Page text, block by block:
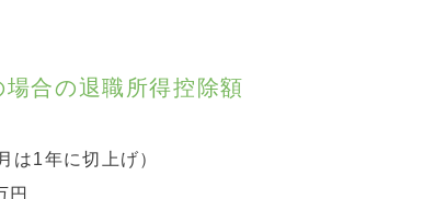
場合の退職所得控除額
1年に切上げ）
円